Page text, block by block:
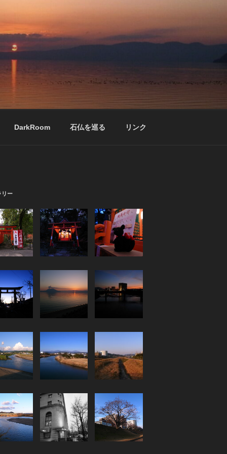
DarkRoom 石仏を巡る リンク
リー